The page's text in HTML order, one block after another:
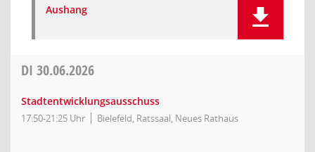
Aushang
DI 30.06.2026
Stadtentwicklungsausschuss
17:50-21:25 Uhr Bielefeld, Ratssaal, Neues Rathaus